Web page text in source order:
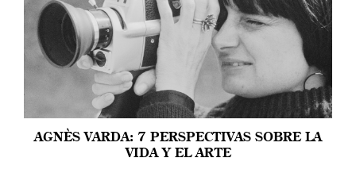
AGNÈS VARDA: 7 PERSPECTIVAS SOBRE LA
VIDA Y EL ARTE